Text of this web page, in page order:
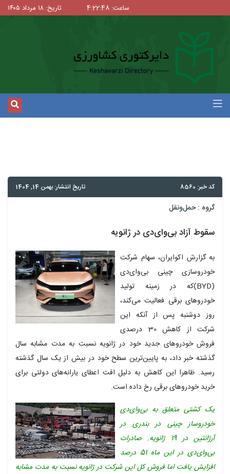
ساعت: 4:22:48 تاریخ: ۱۸ مرداد ۱۴۰۵
کد خبر: 8560 تاریخ انتشار: بهمن 14, 1404
گروه :حمل‌و‌نقل
سقوط آزاد بی‌وای‌دی در ژانویه
به گزارش اکوایران، سهام شرکت
خودروسازی چینی بی‌وای‌دی
(BYD)که در زمینه تولید
خودروهای برقی فعالیت می‌کند،
روز دوشنبه پس از آنکه این
شرکت از کاهش 30 درصدی
فروش خودروهای جدید خود در ژانویه نسبت به مدت مشابه سال
گذشته خبر داد، به پایین‌ترین سطح خود در بیش از یک سال گذشته
رسید. ظاهرا این کاهش به دلیل افت اعطای یارانه‌های دولتی برای
خرید خودروهای برقی رخ داده است.
یک کشتی متعلق به بی‌وای‌دی
خودروساز چینی در بندری در
آرژانتین در 19 ژانویه. صادرات
بی‌وای‌دی در این ماه 51 درصد
افزایش یافت اما فروش کل این شرکت در ژانویه نسبت به مدت مشابه